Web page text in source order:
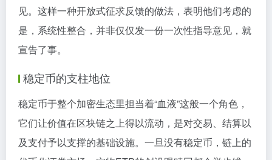
见。这样一种开放式征求反馈的做法，表明他们考虑的
是，系统性整合，并非仅仅发一份一次性指导意见，就
宣告了事。
稳定币的支柱地位
稳定币于整个加密生态里担当着“血液”这般一个角色，
它们让价值在区块链之上得以流动，是对交易、结算以
及支付予以支撑的基础设施。一旦没有稳定币，链上的